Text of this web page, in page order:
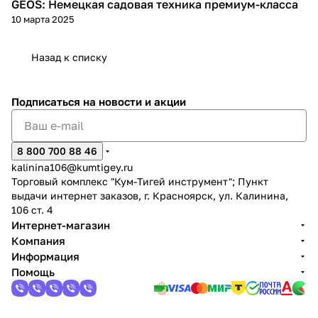
Советы покупателям
GEOS: Немецкая садовая техника премиум-класса
10 марта 2025
Назад к списку
Подписаться на новости и акции
8 800 700 88 46
kalinina106@kumtigey.ru
Торговый комплекс "Кум-Тигей инструмент"; Пункт
выдачи интернет заказов, г. Красноярск, ул. Калинина,
106 ст. 4
Интернет-магазин
Компания
Информация
Помощь